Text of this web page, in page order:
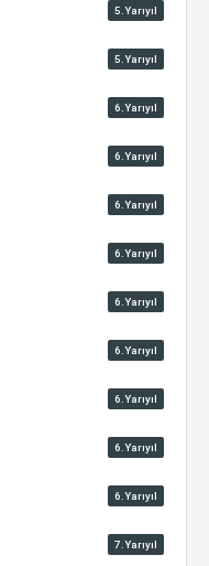
5.Yarıyıl
5.Yarıyıl
6.Yarıyıl
6.Yarıyıl
6.Yarıyıl
6.Yarıyıl
6.Yarıyıl
6.Yarıyıl
6.Yarıyıl
6.Yarıyıl
6.Yarıyıl
7.Yarıyıl